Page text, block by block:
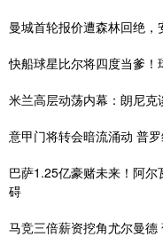
曼城首轮报价遭森林回绝
快船球星比尔将四度当爹！
米兰高层动荡内幕：朗尼
意甲门将转会暗流涌动 普
巴萨1.25亿豪赌未来！阿
碍
马竞三倍薪资挖角尤尔曼